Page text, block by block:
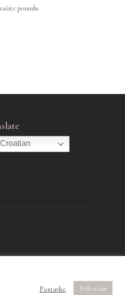
ponudu
Croatian
Postavke Prihvaćam